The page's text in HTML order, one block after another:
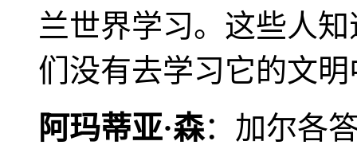
兰世界学习。这些人
们没有去学习它的文
阿玛蒂亚·森：加尔各